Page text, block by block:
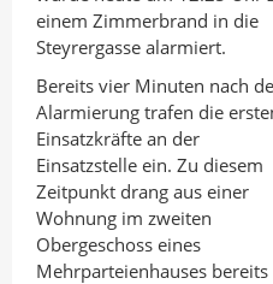
n
u
t
o
r
I
t
e
i
l
e
n
o
t
e
i
l
e
n
einem Zimmerbrand in die
Steyrergasse alarmiert.
Bereits vier Minuten nach
Alarmierung trafen die
Einsatzkräfte an der
Einsatzstelle ein. Zu diesem
Zeitpunkt drang aus einer
Wohnung im zweiten
Obergeschoss eines
Mehrparteienhauses bereits